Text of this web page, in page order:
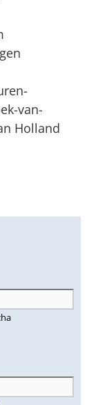
van-
Holland